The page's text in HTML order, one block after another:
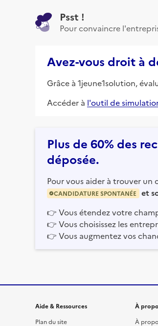
Psst !
Pour convaincre
Avez-vous droit à
Grâce à 1jeune1solution,
Accéder à l'outil de
Plus de 60% des
déposée.
Pour vous aider à trouver
CANDIDATURE SPONTANÉE
et
👉 Vous étendez votre
👉 Vous choisissez les
👉 Vous augmentez vos
Informations et liens
Aide & Ressources
Plan du site
À
À